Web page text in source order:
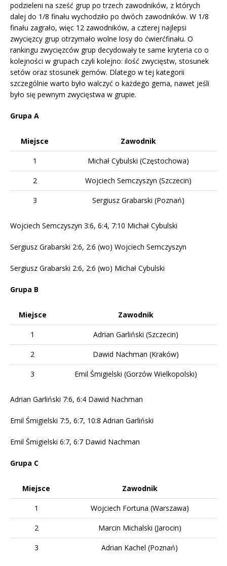
podzieleni na sześć grup po trzech zawodników, z których
dalej do 1/8 finału wychodziło po dwóch zawodników. W 1/8
finału zagrało, więc 12 zawodników, a czterej najlepsi
zwycięzcy grup otrzymało wolne losy do ćwierćfinału. O
rankingu zwycięzców grup decydowały te same kryteria co o
kolejności w grupach czyli kolejno: ilość zwycięstw, stosunek
setów oraz stosunek gemów. Dlatego w tej kategorii
szczególnie warto było walczyć o każdego gema, nawet jeśli
było się pewnym zwycięstwa w grupie.
Grupa A
Miejsce Zawodnik
1 Michał Cybulski (Częstochowa)
2 Wojciech Semczyszyn (Szczecin)
3 Sergiusz Grabarski (Poznań)
Wojciech Semczyszyn 3:6, 6:4, 7:10 Michał Cybulski
Sergiusz Grabarski 2:6, 2:6 (wo) Wojciech Semczyszyn
Sergiusz Grabarski 2:6, 2:6 (wo) Michał Cybulski
Grupa B
Miejsce Zawodnik
1 Adrian Garliński (Szczecin)
2 Dawid Nachman (Kraków)
3 Emil Śmigielski (Gorzów Wielkopolski)
Adrian Garliński 7:6, 6:4 Dawid Nachman
Emil Śmigielski 7:5, 6:7, 10:8 Adrian Garliński
Emil Śmigielski 6:7, 6:7 Dawid Nachman
Grupa C
Miejsce Zawodnik
1 Wojciech Fortuna (Warszawa)
2 Marcin Michalski (Jarocin)
3 Adrian Kachel (Poznań)